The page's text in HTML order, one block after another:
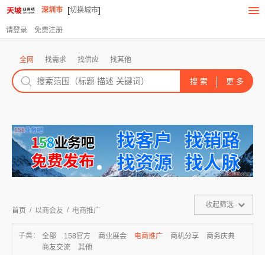
深圳市 [切换城市]
请登录 免费注册
全网 找需求 找供应 找其他
首页 / 以商会友 / 电商推广
收起筛选
子类： 全部 158官方 商业展会 电商推广 商机分享
商务庆典
商友交流
其他